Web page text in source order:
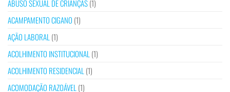
ABUSO SEXUAL DE CRIANÇAS(1)
ACAMPAMENTO CIGANO (1)
AÇÃO LABORAL (1)
ACOLHIMENTO INSTITUCIONAL (1)
ACOLHIMENTO RESIDENCIAL (1)
ACOMODAÇÃO RAZOÁVEL (1)